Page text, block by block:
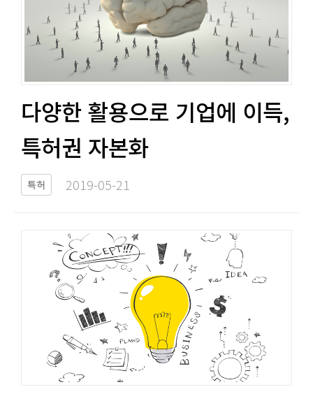
다양한 활용으로 기업에 이득,
특허권 자본화​​
특허 2019-05-21​